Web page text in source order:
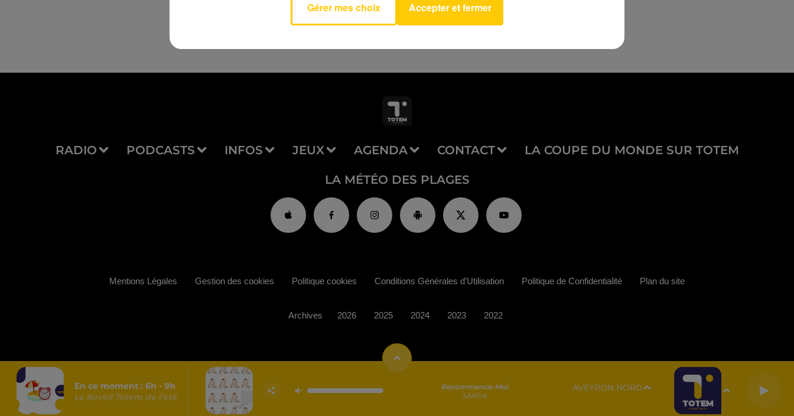
RADIO PODCASTS INFOS JEUX AGENDA CONTACT LA COUPE DU MONDE SUR TOTEM
LA MÉTÉO DES PLAGES
En ce moment : 6h - 9h
Le Réveil Totem de l'été
Recommence-Moi
SANTA
AVEYRON NORD
Mentions Légales Gestion des cookies Politique cookies Conditions Générales d'Utilisation Politique de Confidentialité Plan du site
Archives 2026 2025 2024 2023 2022
Gérer mes choix Accepter et fermer